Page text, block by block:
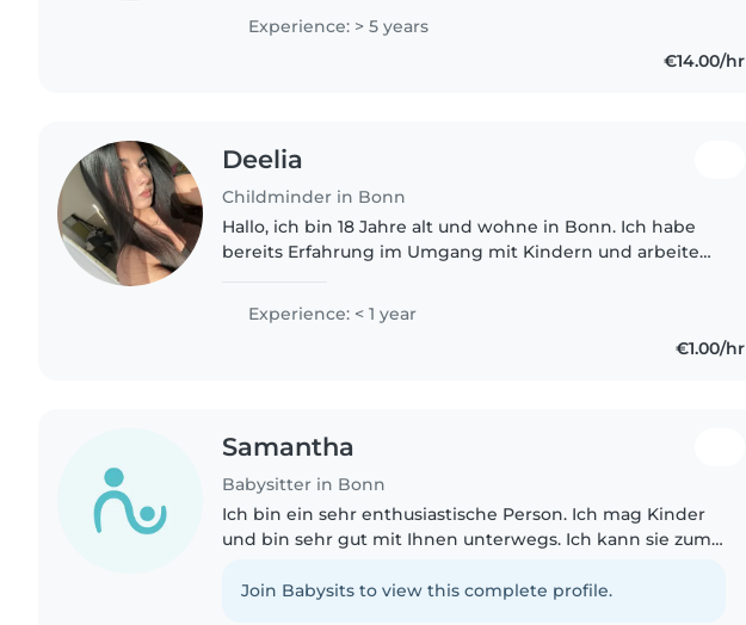
Ausland habe..
Experience: > 5 years
€14.00/hr
Deelia
Childminder in Bonn
Hallo, ich bin 18 Jahre alt und wohne in Bonn. Ich habe
bereits Erfahrung im Umgang mit Kindern und arbeite
und verantwortungsbewusste..
Experience: < 1 year
€1.00/hr
Samantha
Babysitter in Bonn
Ich bin ein sehr enthusiastische Person. Ich mag Kinder
und bin sehr gut mit Ihnen unterwegs. Ich kann sie zum
Join Babysits to view this complete profile.